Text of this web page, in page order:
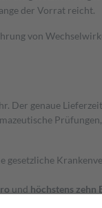
der Vorrat reicht.
von
Der genaue
und höchstens zehn